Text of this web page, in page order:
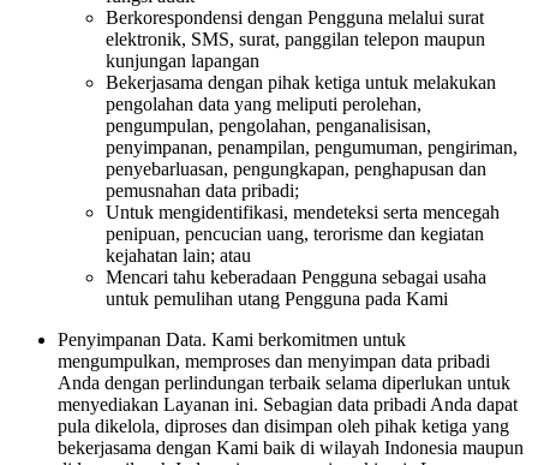
Berkorespondensi dengan Pengguna melalui surat
elektronik, SMS, surat, panggilan telepon maupun
kunjungan lapangan
Bekerjasama dengan pihak ketiga untuk melakukan
pengolahan data yang meliputi perolehan,
pengumpulan, pengolahan, penganalisisan,
penyimpanan, penampilan, pengumuman, pengiriman,
penyebarluasan, pengungkapan, penghapusan dan
pemusnahan data pribadi;
Untuk mengidentifikasi, mendeteksi serta mencegah
penipuan, pencucian uang, terorisme dan kegiatan
kejahatan lain; atau
Mencari tahu keberadaan Pengguna sebagai usaha
untuk pemulihan utang Pengguna pada Kami
Penyimpanan Data. Kami berkomitmen untuk
mengumpulkan, memproses dan menyimpan data pribadi
Anda dengan perlindungan terbaik selama diperlukan untuk
menyediakan Layanan ini. Sebagian data pribadi Anda dapat
pula dikelola, diproses dan disimpan oleh pihak ketiga yang
bekerjasama dengan Kami baik di wilayah Indonesia maupun